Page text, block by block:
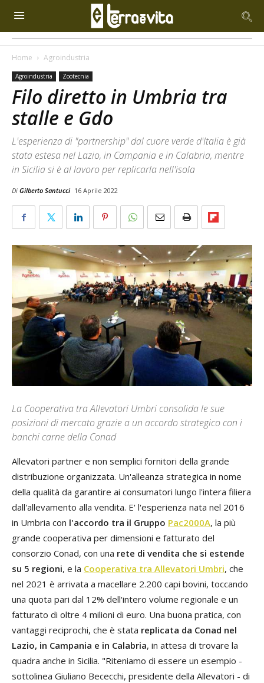
Home Agroindustria
Agroindustria Zootecnia
Filo diretto in Umbria tra
stalle e Gdo
L'esperienza di "partnership" dal cuore verde d'Italia è già
stata estesa nel Lazio, in Campania e in Calabria, mentre
in Sicilia si è al lavoro per replicarla nell'isola
Di Gilberto Santucci 16 Aprile 2022
La Cooperativa tra Allevatori Umbri consolida le sue
posizioni di mercato grazie a un accordo strategico con i
banchi carne della Conad
Allevatori partner e non semplici fornitori della grande
distribuzione organizzata. Un'alleanza strategica in nome
della qualità da garantire ai consumatori lungo l'intera filiera
dall'allevamento alla vendita. E' l'esperienza nata nel 2016
in Umbria con l'accordo tra il Gruppo Pac2000A, la più
grande cooperativa per dimensioni e fatturato del
consorzio Conad, con una rete di vendita che si estende
su 5 regioni, e la Cooperativa tra Allevatori Umbri, che
nel 2021 è arrivata a macellare 2.200 capi bovini, toccando
una quota pari dal 12% dell'intero volume regionale e un
fatturato di oltre 4 milioni di euro. Una buona pratica, con
vantaggi reciprochi, che è stata replicata da Conad nel
Lazio, in Campania e in Calabria, in attesa di trovare la
quadra anche in Sicilia. "Riteniamo di essere un esempio -
sottolinea Giuliano Bececchi, presidente della Allevatori - di